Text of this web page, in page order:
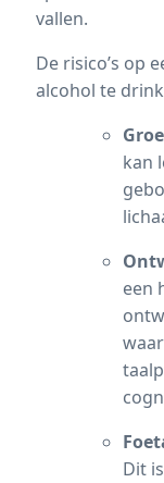
vallen.
De risico’s op
alcohol te
kan
een
Dit